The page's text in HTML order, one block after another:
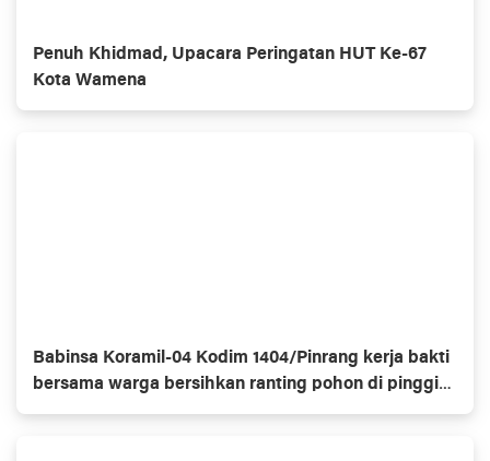
Penuh Khidmad, Upacara Peringatan HUT Ke-67
Kota Wamena
Babinsa Koramil-04 Kodim 1404/Pinrang kerja bakti
bersama warga bersihkan ranting pohon di pinggir
jalan